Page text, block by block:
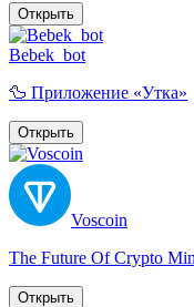
Открыть
Bebek_bot
🦆 Приложение «Утка»
Открыть
Voscoin
The Future Of Crypto
Открыть